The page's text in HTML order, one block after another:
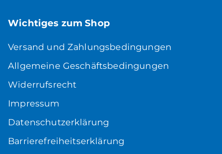
Wichtiges zum Shop
Versand und Zahlungsbedingungen
Allgemeine Geschäftsbedingungen
Widerrufsrecht
Impressum
Datenschutzerklärung
Barrierefreiheitserklärung